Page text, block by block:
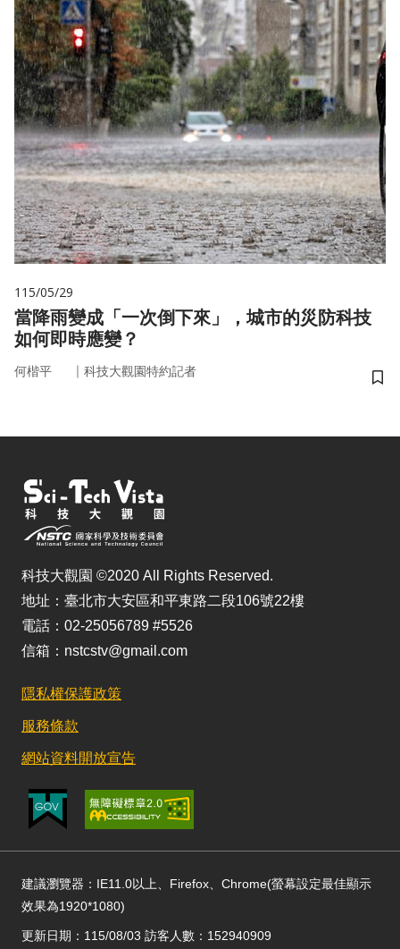
115/05/29
當降雨變成「一次倒下來」，城市的災防科技
如何即時應變？
何楷平 ｜ 科技大觀園特約記者
儲
科技大觀園 ©2020 All Rights Reserved.
地址：臺北市大安區和平東路二段106號22樓
電話：02-25056789 #5526
信箱：nstcstv@gmail.com
隱私權保護政策
服務條款
網站資料開放宣告
建議瀏覽器：IE11.0以上、Firefox、Chrome(螢幕設定最佳顯示
效果為1920*1080)
更新日期：115/08/03 訪客人數：152940909